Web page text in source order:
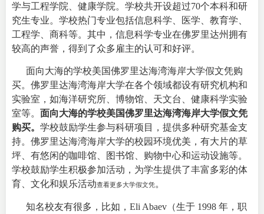
学与工程学院、健康学院。学校共开设超过70个本科和研
究生专业。 学校热门专业包括信息科学、医学、教育学、
工程学、商科等。其中，信息科学专业在佛罗里达州拥有
较高的声誉，得到了众多雇主的认可和好评。
面向大海的学校美国佛罗里达海湾海岸大学假文凭购
买。佛罗里达海湾海岸大学在各个领域都设有研究机构和
实验室，如海洋研究所、博物馆、天文台、健康科学实验
室等。 面向大海的学校美国佛罗里达海湾海岸大学假文凭
购买。 学校鼓励学生参与科研项目，提供多种研究基金支
持。 佛罗里达海湾海岸大学的校园环境优美，有大片的草
坪、有悠闲的咖啡馆、图书馆、购物中心和运动设施等。
学校鼓励学生积极参加活动，为学生提供了丰富多彩的体
育、文化和娱乐活动查看更多大学假文凭。
知名校友有很多，比如，Eli Abaev（生于 1998 年，职